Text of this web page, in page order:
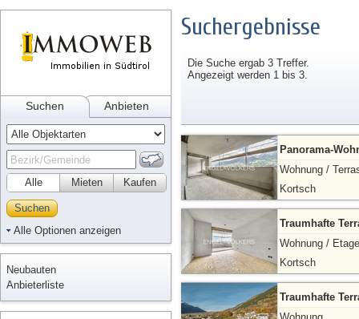
Suchen Anbieten
Alle Kaufen
Mieten
Suchen
Alle Optionen anzeigen
Neubauten
Anbieterliste
Suchergebnisse
Die Suche ergab 3 Treffer.
Angezeigt werden 1 bis 3.
Panorama-
Wohnung /
Kortsch
Traumhafte
Wohnung / Etage
Kortsch
Traumhafte